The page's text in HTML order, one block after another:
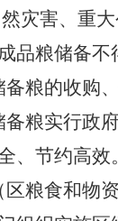
灾害、重
品粮储备不
粮的收购
粮实行政
、节约高效。
粮食和物